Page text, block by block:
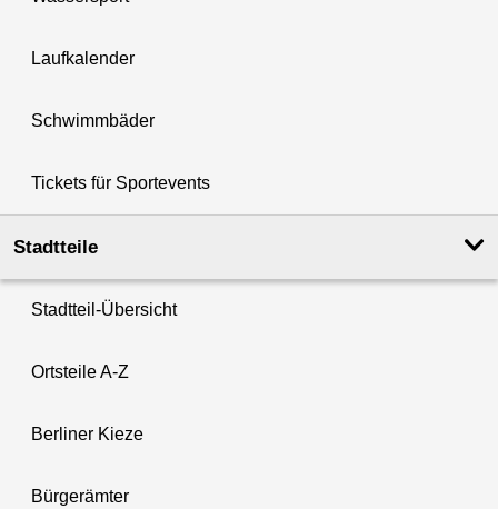
Laufkalender
Schwimmbäder
Tickets für Sportevents
Stadtteile
Stadtteil-Übersicht
Ortsteile A-Z
Berliner Kieze
Bürgerämter